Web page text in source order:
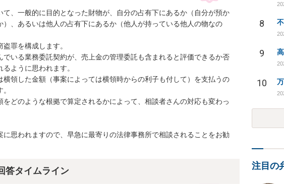
て、一般的に目的となった財物が、自分の占有下にあるか（自分が預か
）、あるいは他人の占有下にあるか（他人が持っている他人の物なの
罪を構成します。
でいる業務委託契約が、売上金の管理委託も含まれると評価できるか否
ように思われます。
横領した金額（事案によっては横領時からの利子も付して）を支払うの
をどのような根拠で算定されるかによって、相談者さんの対応も変わっ
に思われますので、早急に最寄りの法律事務所で相談されることをお勧
答タイムライン
8
9
10
注目の